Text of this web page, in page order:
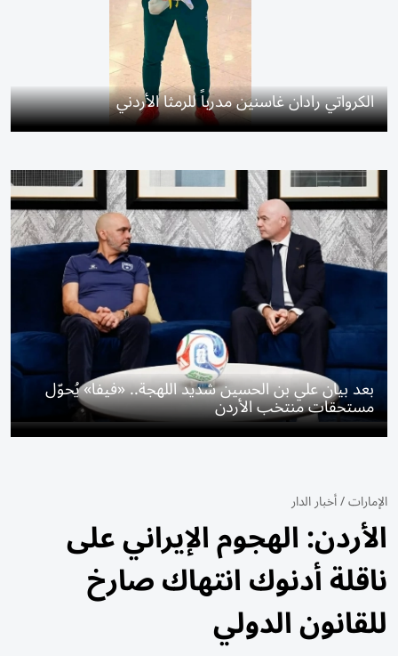
الكرواتي رادان غاسنين مدرباً للرمثا الأردني
بعد بيان علي بن الحسين شديد اللهجة.. «فيفا» يُحوّل
مستحقات منتخب الأردن
الإمارات/أخبار الدار
الأردن: الهجوم الإيراني على
ناقلة أدنوك انتهاك صارخ
للقانون الدولي